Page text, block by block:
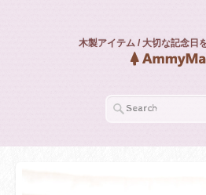
木製アイテム / 大切な記念日